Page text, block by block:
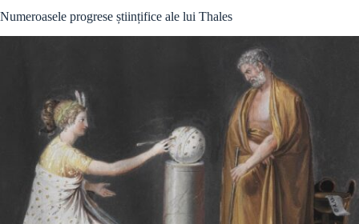
Numeroasele progrese științifice ale lui Thales